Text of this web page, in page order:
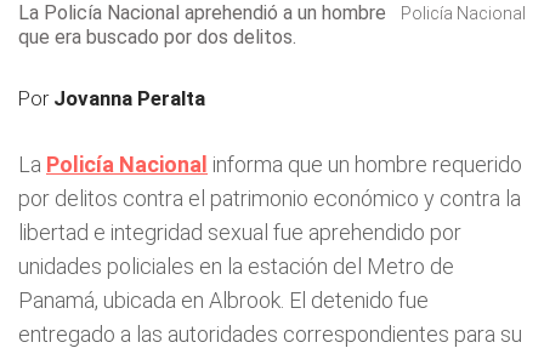
La Policía Nacional aprehendió a un hombre
que era buscado por dos delitos.
Policía Nacional
Por Jovanna Peralta
La Policía Nacional informa que un hombre requerido
por delitos contra el patrimonio económico y contra la
libertad e integridad sexual fue aprehendido por
unidades policiales en la estación del Metro de
Panamá, ubicada en Albrook. El detenido fue
entregado a las autoridades correspondientes para su